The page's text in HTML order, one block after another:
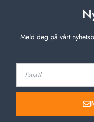
Meld deg på vårt